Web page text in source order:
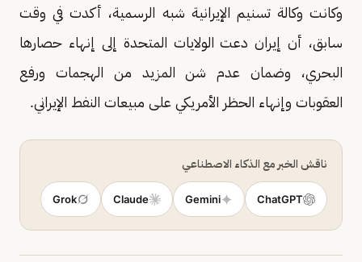
وكانت وكالة تسنيم الإيرانية شبه الرسمية، أكدت في وقت
سابق، أن إيران دعت الولايات المتحدة إلى إنهاء حصارها
البحري، وضمان عدم ​شن المزيد من الهجمات ورفع
العقوبات وإنهاء الحظر الأمريكي على مبيعات النفط الإيراني.
ناقش الخبر مع الذكاء الاصطناعي
ChatGPT
Gemini
Claude
Grok